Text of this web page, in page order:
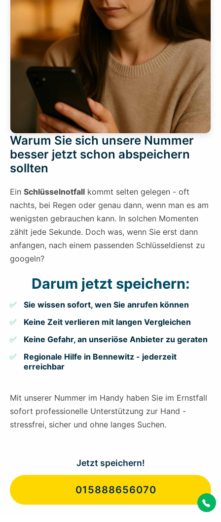
Warum Sie sich unsere Nummer
besser jetzt schon abspeichern
sollten
Ein Schlüsselnotfall kommt selten gelegen - oft
nachts, bei Regen oder genau dann, wenn man es am
wenigsten gebrauchen kann. In solchen Momenten
zählt jede Sekunde. Doch was, wenn Sie erst dann
anfangen, nach einem passenden Schlüsseldienst zu
googeln?
Darum jetzt speichern:
Sie wissen sofort, wen Sie anrufen können
Keine Zeit verlieren mit langen Vergleichen
Keine Gefahr, an unseriöse Anbieter zu geraten
Regionale Hilfe in Bennewitz - jederzeit
erreichbar
Mit unserer Nummer im Handy haben Sie im Ernstfall
sofort professionelle Unterstützung zur Hand -
stressfrei, sicher und ohne langes Suchen.
Jetzt speichern!
015888656070